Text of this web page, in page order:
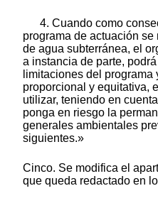
4. Cuando como
programa de actuación
de agua subterránea, el
a instancia de parte,
limitaciones del programa
proporcional y equitativa,
utilizar, teniendo en
ponga en riesgo la
generales ambientales
siguientes.»
Cinco. Se modifica el
que queda redactado en